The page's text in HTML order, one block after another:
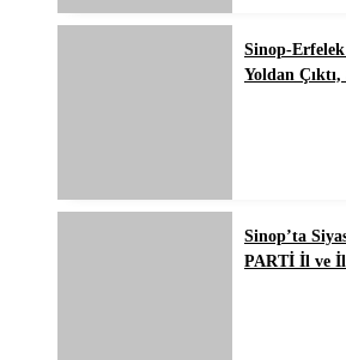
Sinop-
Yoldan
Sinop’ta
PARTİ İl ve